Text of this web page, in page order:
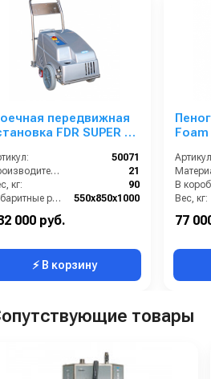
передвижная
FDR SUPER с
, 150 бар, 21
50071
Производительность (л/мин):
21
кг:
90
Габаритные размеры, мм:
550x850x1000
В:
000 руб.
⚡ В корзину
Foam
БРС
В
Вес, кг:
77
товары